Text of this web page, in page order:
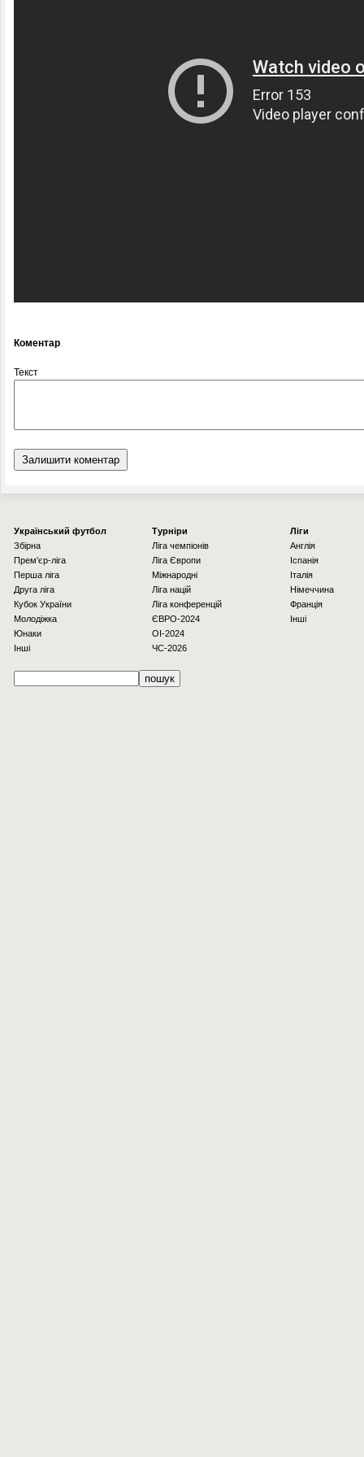
Коментар
Текст
Українcький футбол
Збірна
Прем'єр-ліга
Перша ліга
Друга ліга
Кубок України
Молодіжка
Юнаки
Інші
Турніри
Ліга чемпіонів
Ліга Європи
Міжнародні
Ліга націй
Ліга конференцій
ЄВРО-2024
OI-2024
ЧС-2026
Ліги
Англія
Іспанія
Італія
Німеччина
Франція
Інші